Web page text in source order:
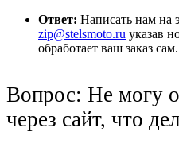
Ответ: Написать нам на
zip@stelsmoto.ru указав
обработает ваш заказ сам.
Вопрос: Не могу
через сайт, что